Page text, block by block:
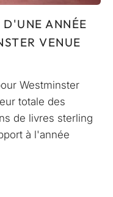
ANNÉE
VENUE
Westminster
totale des
de livres sterling
à l'année